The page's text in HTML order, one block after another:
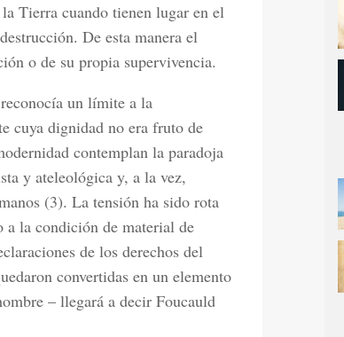
Tierra cuando tienen lugar en el
De esta manera el
o de su propia supervivencia.
un límite a la
cuya dignidad no era fruto de
contemplan la paradoja
y ateleológica y, a la vez,
(3). La tensión ha sido rota
a la condición de material de
de los derechos del
convertidas en un elemento
– llegará a decir Foucauld